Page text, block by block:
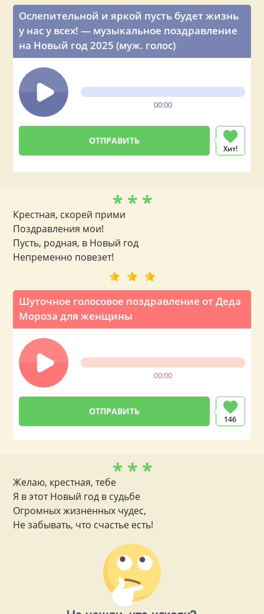
Ослепительной и яркой пусть будет жизнь
у нас у всех! — музыкальное поздравление
на Новый год 2025 (муж. голос)
00:00
Хит!
Шуточное голосовое поздравление от Деда
Мороза для женщины
00:00
146
* * *
Крестная, скорей прими
Поздравления мои!
Пусть, родная, в Новый год
Непременно повезет!
* * *
Желаю, крестная, тебе
Я в этот Новый год в судьбе
Огромных жизненных чудес,
Не забывать, что счастье есть!